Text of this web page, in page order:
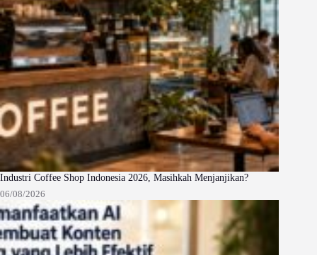
Industri Coffee Shop Indonesia 2026, Masihkah Menjanjikan?
06/08/2026